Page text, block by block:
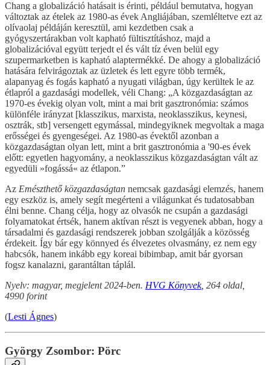
Chang a globalizáció hatásait is érinti, például bemutatva, hogyan
változtak az ételek az 1980-as évek Angliájában, szemléltetve ezt az
olívaolaj példáján keresztül, ami kezdetben csak a
gyógyszertárakban volt kapható fültisztításhoz, majd a
globalizációval együtt terjedt el és vált tíz éven belül egy
szupermarketben is kapható alaptermékké. De ahogy a globalizáció
hatására felvirágoztak az üzletek és lett egyre több termék,
alapanyag és fogás kapható a nyugati világban, úgy kerültek le az
étlapról a gazdasági modellek, véli Chang: „A közgazdaságtan az
1970-es évekig olyan volt, mint a mai brit gasztronómia: számos
különféle irányzat [klasszikus, marxista, neoklasszikus, keynesi,
osztrák, stb] versengett egymással, mindegyiknek megvoltak a maga
erősségei és gyengeségei. Az 1980-as évektől azonban a
közgazdaságtan olyan lett, mint a brit gasztronómia a '90-es évek
előtt: egyetlen hagyomány, a neoklasszikus közgazdaságtan vált az
egyedüli »fogássá« az étlapon.”
Az Emészthető közgazdaságtan nemcsak gazdasági elemzés, hanem
egy eszköz is, amely segít megérteni a világunkat és tudatosabban
élni benne. Chang célja, hogy az olvasók ne csupán a gazdasági
folyamatokat értsék, hanem aktívan részt is vegyenek abban, hogy a
társadalmi és gazdasági rendszerek jobban szolgálják a közösség
érdekeit. Így bár egy könnyed és élvezetes olvasmány, ez nem egy
habcsók, hanem inkább egy koreai bibimbap, amit bár gyorsan
fogsz kanalazni, garantáltan táplál.
Nyelv: magyar, megjelent 2024-ben. HVG Könyvek, 264 oldal,
4990 forint
(Lesti Ágnes)
György Zsombor: Pörc